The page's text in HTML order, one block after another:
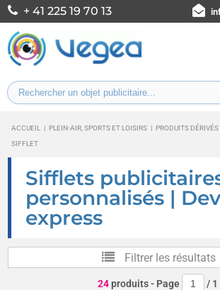
+ 41 225 19 70 13
ACCUEIL | PLEIN-AIR, SPORTS ET LOISIRS | PRODUITS
SIFFLET
Sifflets
personnalisés |
express
Filtrer les résultats
24produits- Page / 1